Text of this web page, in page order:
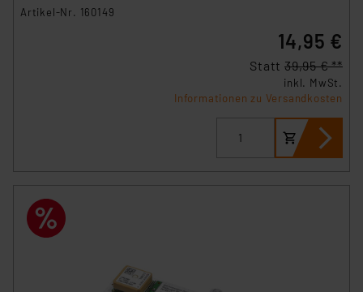
Artikel-Nr. 160149
14,95 €
Statt 39,95 € **
inkl. MwSt.
Informationen zu Versandkosten